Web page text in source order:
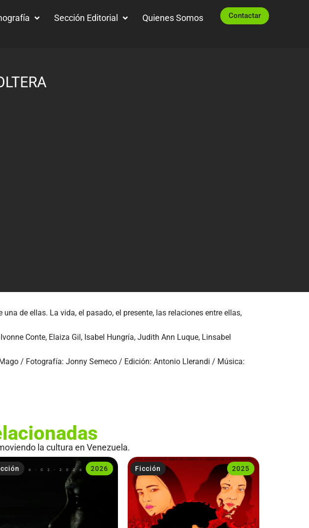
Sección Editorial Quienes Somos Contactar
de ellas. La vida, el pasado, el presente, las relaciones entre ellas,
Conte, Elaiza Gil, Isabel Hungría, Judith Ann Luque, Linsabel
/ Fotografía: Jonny Semeco / Edición: Antonio Llerandi / Música:
la cultura en Venezuela.
2026 2025
Ficción